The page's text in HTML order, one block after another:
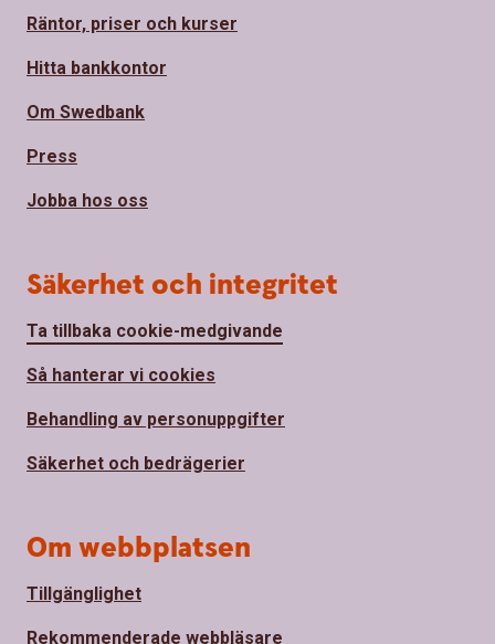
Räntor, priser och kurser
Hitta bankkontor
Om Swedbank
Press
Jobba hos oss
Säkerhet och integritet
Ta tillbaka cookie-medgivande
Så hanterar vi cookies
Behandling av personuppgifter
Säkerhet och bedrägerier
Om webbplatsen
Tillgänglighet
Rekommenderade webbläsare